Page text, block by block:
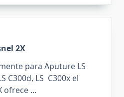
2X
para Aputure LS
C300d, LS C300x el
ofrece ...